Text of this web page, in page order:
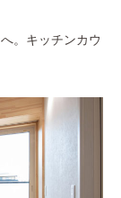
。キッチンカウ